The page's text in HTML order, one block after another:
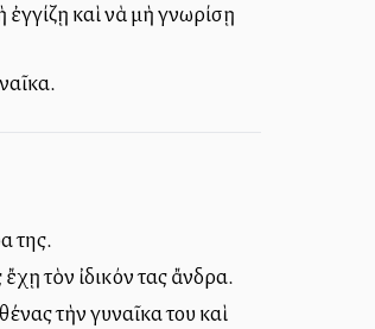
καὶ νὰ μὴ γνωρίσῃ
της.
τὸν ἰδικόν τας ἄνδρα.
τὴν γυναῖκα του καὶ